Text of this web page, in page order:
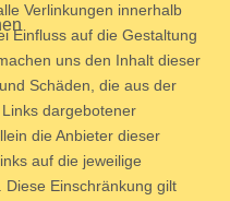
Verlinkungen innerhalb
Einfluss auf die Gestaltung
uns den Inhalt dieser
Schäden, die aus der
dargebotener
die Anbieter dieser
auf die jeweilige
Diese Einschränkung gilt